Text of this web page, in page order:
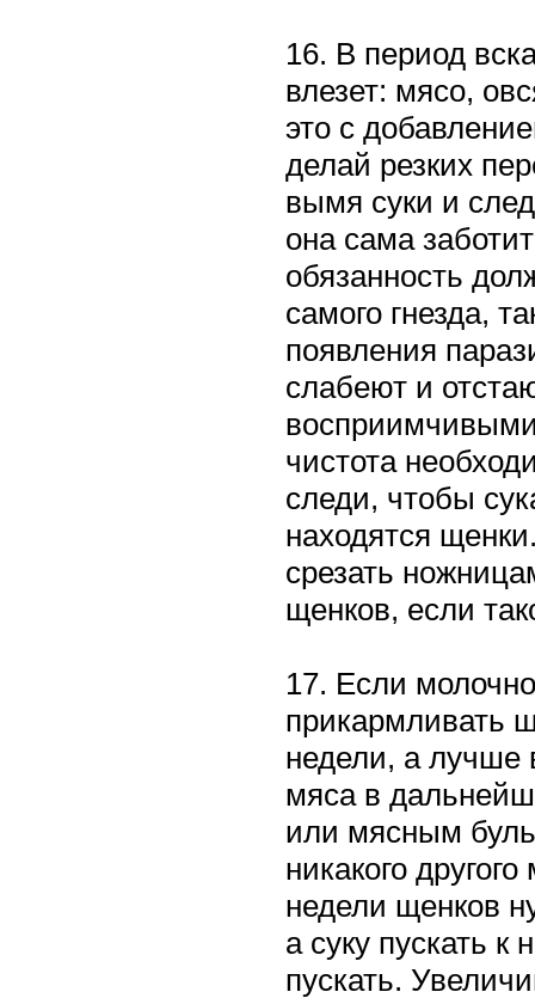
16. В период
влезет: мясо,
это с
делай резких
вымя суки и
она сама
обязанность
самого гнезда,
появления
слабеют и
восприимчивыми
чистота
следи, чтобы
находятся
срезать
щенков, если
17. Если
прикармливать
недели, а лучше
мяса в
или мясным
никакого
недели щенков
а суку пускать к
пускать.